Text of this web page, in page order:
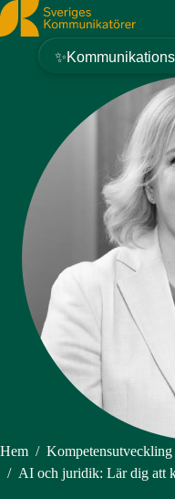
Sveriges Kommunikatörer
Hem / Kompetensutveckling
/ AI och juridik: Lär dig att